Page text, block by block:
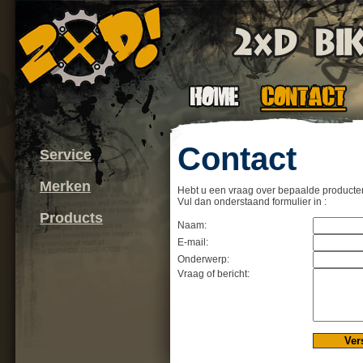
Service
Merken
Products
Contact
Hebt u een vraag over bepaalde
Vul dan onderstaand formulier in :
Naam:
E-mail:
Onderwerp:
Vraag of bericht: